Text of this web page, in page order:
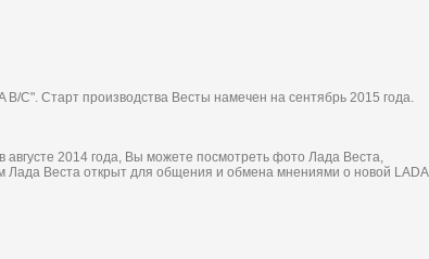
C". Старт производства Весты намечен на сентябрь 2015 года.
2014 года, Вы можете посмотреть фото Лада Веста,
Лада Веста открыт для общения и обмена мнениями о новой LADA